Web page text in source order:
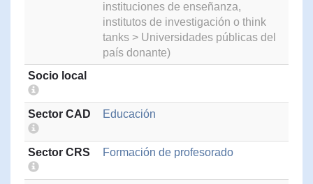
instituciones de enseñanza,
institutos de investigación o think
tanks > Universidades públicas del
país donante)
Socio local
Sector CAD Educación
Sector CRS Formación de profesorado